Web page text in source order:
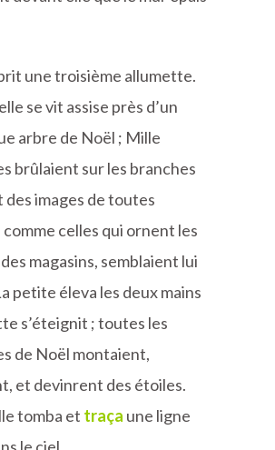
une troisième allumette.
se vit assise près d’un
arbre de Noël ; Mille
brûlaient sur les branches
images de toutes
celles qui ornent les
magasins, semblaient lui
petite éleva les deux mains
s’éteignit ; toutes les
de Noël montaient,
et devinrent des étoiles.
tomba et traça une ligne